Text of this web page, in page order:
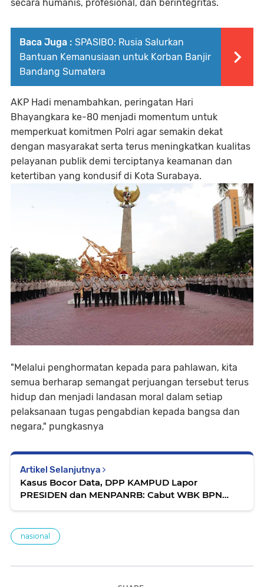
secara humanis, profesional, dan berintegritas.
Baca Juga : SPASIBO: Rusia Salurkan
Bantuan Kemanusiaan untuk Korban Banjir
Bandang Sumatera
AKP Hadi menambahkan, peringatan Hari
Bhayangkara ke-80 menjadi momentum untuk
memperkuat komitmen Polri agar semakin dekat
dengan masyarakat serta terus meningkatkan kualitas
pelayanan publik demi terciptanya keamanan dan
ketertiban yang kondusif di Kota Surabaya.
"Melalui penghormatan kepada para pahlawan, kita
semua berharap semangat perjuangan tersebut terus
hidup dan menjadi landasan moral dalam setiap
pelaksanaan tugas pengabdian kepada bangsa dan
negara," pungkasnya
Artikel Selanjutnya
Kasus Bocor Data, DPP KAMPUD Lapor
PRESIDEN dan MENPANRB: Cabut WBK BPN
nasional